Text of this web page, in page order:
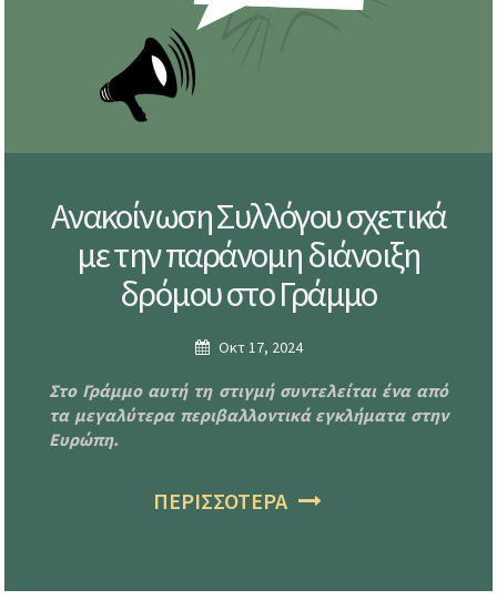
Ανακοίνωση Συλλόγου σχετικά
με την παράνομη διάνοιξη
δρόμου στο Γράμμο
Οκτ 17, 2024
Στο Γράμμο αυτή τη στιγμή συντελείται ένα από
τα μεγαλύτερα περιβαλλοντικά εγκλήματα στην
Ευρώπη.
ΠΕΡΙΣΣΟΤΕΡΑ